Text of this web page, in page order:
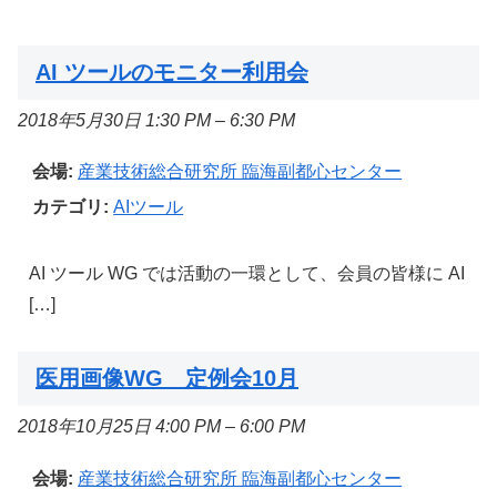
AI ツールのモニター利用会
2018年5月30日 1:30 PM– 6:30 PM
会場: 産業技術総合研究所 臨海副都心センター
カテゴリ: AIツール
AI ツール WG では活動の一環として、会員の皆様に AI
[…]
医用画像WG 定例会10月
2018年10月25日 4:00 PM– 6:00 PM
会場: 産業技術総合研究所 臨海副都心センター